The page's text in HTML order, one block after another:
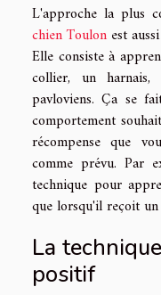
L'approche la plus
chien Toulon est
Elle consiste à
collier, un
pavloviens. Ça se
comportement
récompense que
comme prévu. Par
technique pour
que lorsqu'il reçoit
La
positif